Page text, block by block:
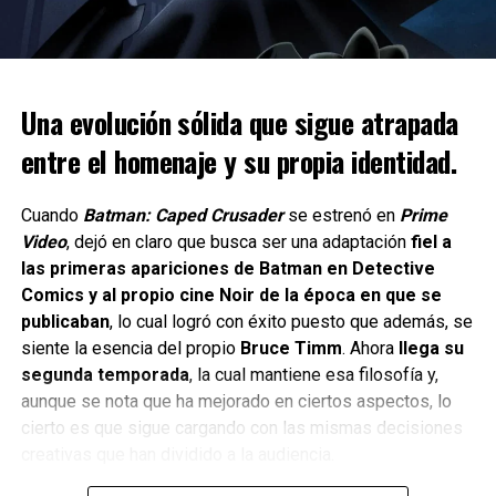
que Bionic Bay destaque dentro del ya saturado género de
los juegos de pixel art.
cumple con su cometido. No busca robar protagonismo,
pero acompaña bien los momentos clave, sumando a la
experiencia sin distraer.
Un desafío constante
Aquí es donde el juego realmente se separa de otros. Lo
que parece ser una experiencia de plataformas simple,
pronto se convierte en un auténtico reto. Bionic Bay exige
al jugador observación, paciencia y precisión. Los puzles
son inteligentes, y aunque no todos son imposibles, sí
requieren un nivel de atención y lógica que puede
Una evolución sólida que sigue atrapada
entre el homenaje y su propia identidad.
Cuando Batman: Caped Crusaderse estrenó en Prime
Video, dejó en claro que busca ser una adaptación fiel a
las primeras apariciones de Batman en Detective
Comics y al propio cine Noir de la época en que se
publicaban, lo cual logró con éxito puesto que además, se
siente la esencia del propio Bruce Timm. Ahora llega su
segunda temporada, la cual mantiene esa filosofía y,
aunque se nota que ha mejorado en ciertos aspectos, lo
cierto es que sigue cargando con las mismas decisiones